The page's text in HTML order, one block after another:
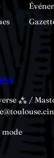
⁂ /
mode